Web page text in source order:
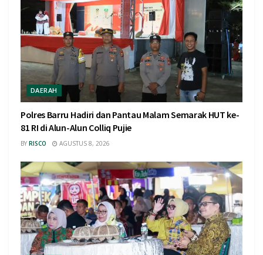
DAERAH
Polres Barru Hadiri dan Pantau Malam Semarak HUT ke-
81 RI di Alun-Alun Colliq Pujie
BY RISCO AGUSTUS 8, 2026